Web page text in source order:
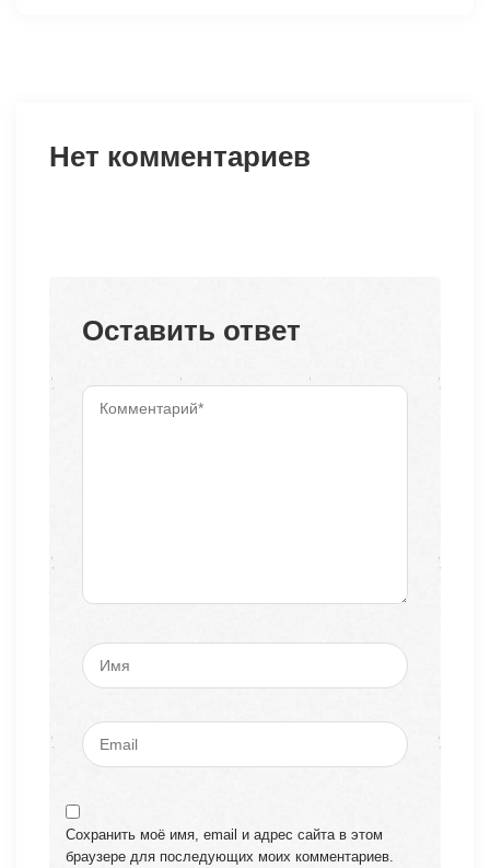
Нет комментариев
Оставить ответ
Сохранить моё имя, email и адрес сайта в этом
браузере для последующих моих комментариев.